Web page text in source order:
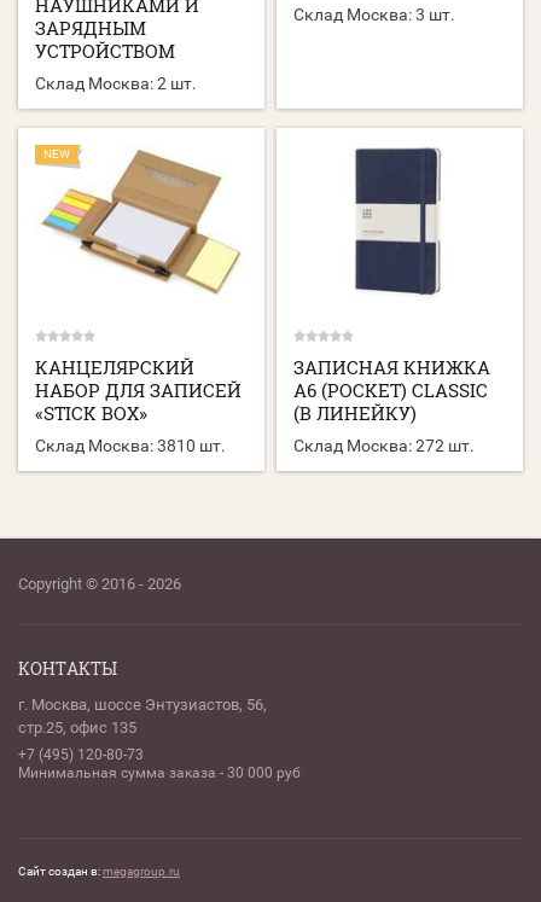
ЗАРЯДНЫМ
УСТРОЙСТВОМ
Склад Москва:2 шт.
Склад Москва: 3 шт.
NEW
КАНЦЕЛЯРСКИЙ
НАБОР ДЛЯ ЗАПИСЕЙ
«STICK BOX»
Склад Москва:3810 шт.
ЗАПИСНАЯ КНИЖКА
А6 (POCKET) CLASSIC
(В ЛИНЕЙКУ)
Склад Москва: 272 шт.
Copyright © 2016 - 2026
КОНТАКТЫ
г. Москва, шоссе Энтузиастов, 56,
стр.25, офис 135
+7 (495) 120-80-73
Минимальная сумма заказа - 30 000 руб
Сайт создан в:megagroup.ru